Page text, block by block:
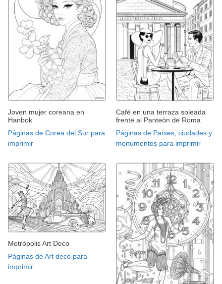
Joven mujer coreana en
Hanbok
Páginas de Corea del Sur para
imprimir
Café en una terraza soleada
frente al Panteón de Roma
Páginas de Países, ciudades y
monumentos para imprimir
Metrópolis Art Deco
Páginas de Art deco para
imprimir